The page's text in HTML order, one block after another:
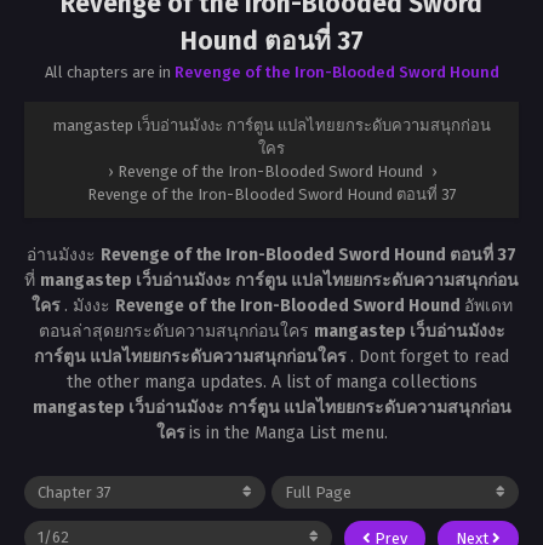
Hound ตอนที่ 37
All chapters are in Revenge of the Iron-Blooded Sword Hound
mangastep เว็บอ่านมังงะ การ์ตูน แปลไทยยกระดับความสนุกก่อน
ใคร
› Revenge of the Iron-Blooded Sword Hound ›
Revenge of the Iron-Blooded Sword Hound ตอนที่ 37
อ่านมังงะ Revenge of the Iron-Blooded Sword Hound ตอนที่ 37
ที่ mangastep เว็บอ่านมังงะ การ์ตูน แปลไทยยกระดับความสนุกก่อน
ใคร . มังงะ Revenge of the Iron-Blooded Sword Hound อัพเดท
ตอนล่าสุดยกระดับความสนุกก่อนใคร mangastep เว็บอ่านมังงะ
การ์ตูน แปลไทยยกระดับความสนุกก่อนใคร . Dont forget to read
the other manga updates. A list of manga collections
mangastep เว็บอ่านมังงะ การ์ตูน แปลไทยยกระดับความสนุกก่อน
ใครis in the Manga List menu.
Prev Next